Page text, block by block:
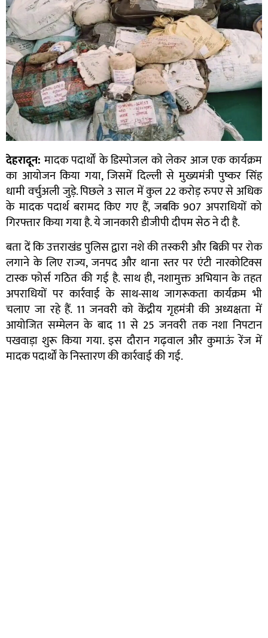
देहरादून:मादक पदार्थों के डिस्पोजल को लेकर आज एक कार्यक्रम
का आयोजन किया गया, जिसमें दिल्ली से मुख्यमंत्री पुष्कर सिंह
धामी वर्चुअली जुड़े. पिछले 3 साल में कुल 22 करोड़ रुपए से अधिक
के मादक पदार्थ बरामद किए गए हैं, जबकि 907 अपराधियों को
गिरफ्तार किया गया है. ये जानकारी डीजीपी दीपम सेठ ने दी है.
बता दें कि उत्तराखंड पुलिस द्वारा नशे की तस्करी और बिक्री पर रोक
लगाने के लिए राज्य, जनपद और थाना स्तर पर एंटी नारकोटिक्स
टास्क फोर्स गठित की गई है. साथ ही, नशामुक्त अभियान के तहत
अपराधियों पर कार्रवाई के साथ-साथ जागरूकता कार्यक्रम भी
चलाए जा रहे हैं. 11 जनवरी को केंद्रीय गृहमंत्री की अध्यक्षता में
आयोजित सम्मेलन के बाद 11 से 25 जनवरी तक नशा निपटान
पखवाड़ा शुरू किया गया. इस दौरान गढ़वाल और कुमाऊं रेंज में
मादक पदार्थों के निस्तारण की कार्रवाई की गई.